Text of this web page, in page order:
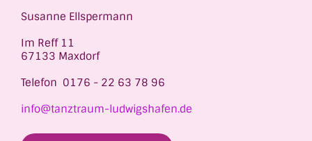
Susanne Ellspermann
Im Reff 11
67133 Maxdorf
Telefon 0176 - 22 63 78 96
info@tanztraum-ludwigshafen.de